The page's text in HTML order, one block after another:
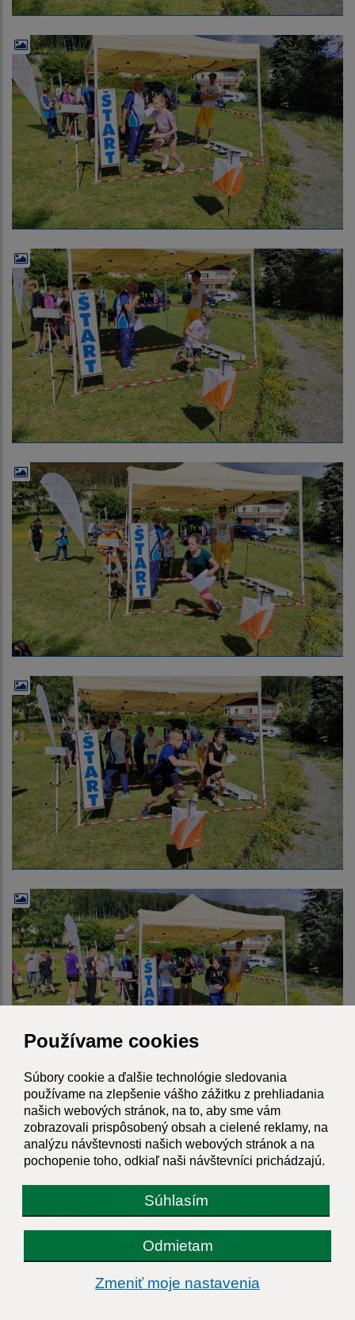
Používame cookies
Súbory cookie a ďalšie technológie sledovania
používame na zlepšenie vášho zážitku z prehliadania
našich webových stránok, na to, aby sme vám
zobrazovali prispôsobený obsah a cielené reklamy, na
analýzu návštevnosti našich webových stránok a na
pochopenie toho, odkiaľ naši návštevníci prichádzajú.
Súhlasím
Odmietam
Zmeniť moje nastavenia